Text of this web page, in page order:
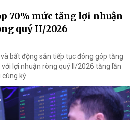
70% mức tăng lợi nhuận
quý II/2026
bất động sản tiếp tục đóng góp tăng
lợi nhuận ròng quý II/2026 tăng lần
kỳ.